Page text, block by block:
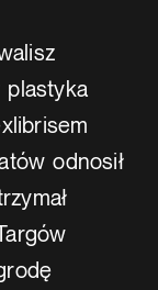
plastyka
odnosił